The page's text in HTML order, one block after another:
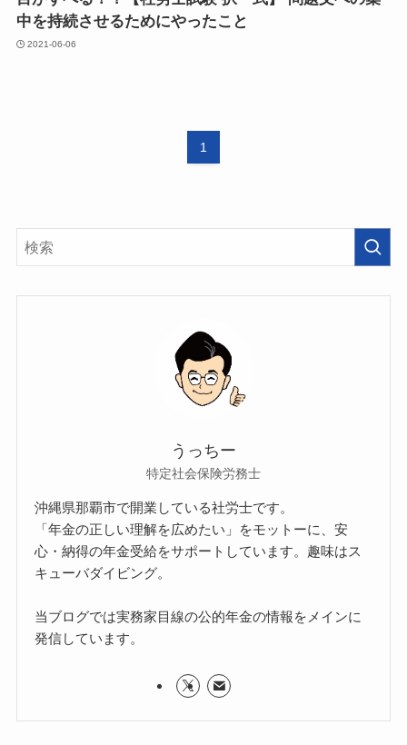
中を持続させるためにやったこと
2021-06-06
1
うっちー
特定社会保険労務士
沖縄県那覇市で開業している社労士です。
「年金の正しい理解を広めたい」をモットーに、安
心・納得の年金受給をサポートしています。趣味はス
キューバダイビング。
当ブログでは実務家目線の公的年金の情報をメインに
発信しています。